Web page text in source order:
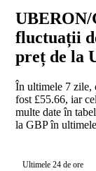
UBERON/
fluctuații
preț de la
În ultimele 7 zile,
fost £55.66, iar
multe date în
la GBP în
Ultimele 24 de ore